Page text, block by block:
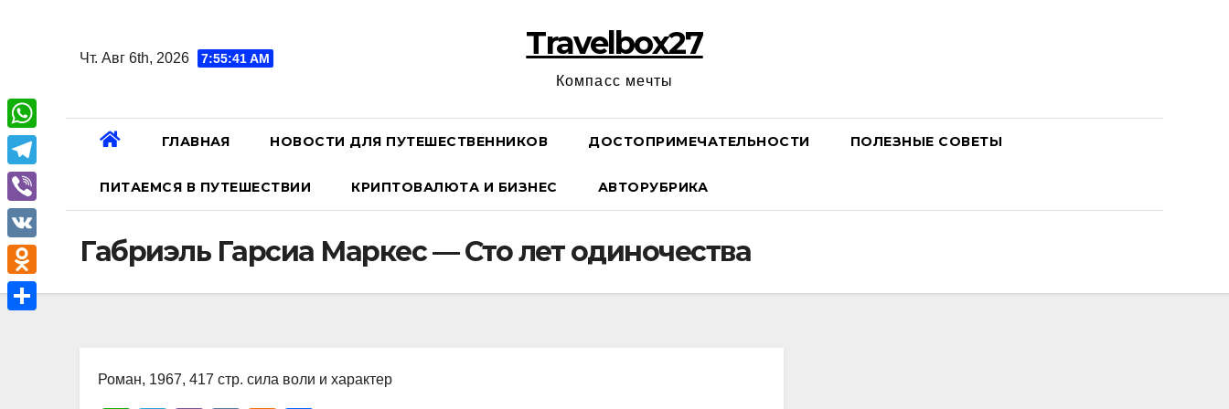
Чт. Авг 6th, 2026 7:55:42 AM Travelbox27
Компасс мечты
ГЛАВНАЯ НОВОСТИ ДЛЯ ПУТЕШЕСТВЕННИКОВ ДОСТОПРИМЕЧАТЕЛЬНОСТИ ПОЛЕЗНЫЕ СОВЕТЫ
ПИТАЕМСЯ В ПУТЕШЕСТВИИ КРИПТОВАЛЮТА И БИЗНЕС АВТОРУБРИКА
Габриэль Гарсиа Маркес — Сто лет одиночества
Роман, 1967, 417 стр. сила воли и характер
W
h
a
A
T
e
l
e
g
V
i
b
e
V
K
O